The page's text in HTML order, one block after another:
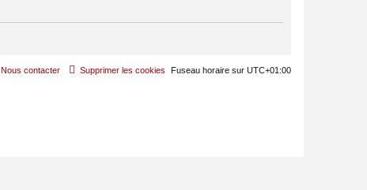
Fuseau horaire sur UTC+01:00
Supprimer les cookies
Nous contacter